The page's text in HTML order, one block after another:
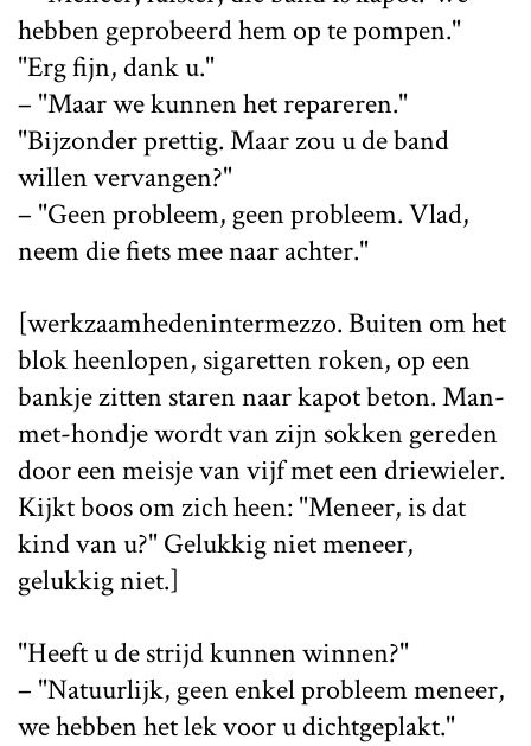
hebben geprobeerd hem op te pompen."
"Erg fijn, dank u."
– "Maar we kunnen het repareren."
"Bijzonder prettig. Maar zou u de band
willen vervangen?"
– "Geen probleem, geen probleem. Vlad,
neem die fiets mee naar achter."
[werkzaamhedenintermezzo. Buiten om het
blok heenlopen, sigaretten roken, op een
bankje zitten staren naar kapot beton. Man-
met-hondje wordt van zijn sokken gereden
door een meisje van vijf met een driewieler.
Kijkt boos om zich heen: "Meneer, is dat
kind van u?" Gelukkig niet meneer,
gelukkig niet.]
"Heeft u de strijd kunnen winnen?"
– "Natuurlijk, geen enkel probleem meneer,
we hebben het lek voor u dichtgeplakt."